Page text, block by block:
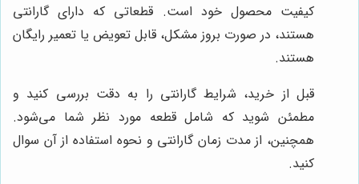
کیفیت محصول خود است. قطعاتی که دارای گارانتی
هستند، در صورت بروز مشکل، قابل تعویض یا تعمیر رایگان
هستند.
قبل از خرید، شرایط گارانتی را به دقت بررسی کنید و
مطمئن شوید که شامل قطعه مورد نظر شما می‌شود.
همچنین، از مدت زمان گارانتی و نحوه استفاده از آن سوال
کنید.